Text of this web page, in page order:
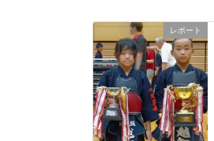
で
有
す
る
に
は
ク
リ
ッ
ク
し
て
レポート